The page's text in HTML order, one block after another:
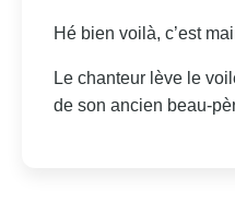
Hé bien voilà, c’est
Le chanteur lève le
de son ancien beau-